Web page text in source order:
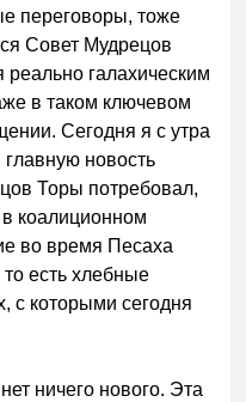
переговоры, тоже
Совет Мудрецов
галахическим
в таком ключевом
Сегодня я с утра
новость
Торы потребовал,
коалиционном
во время Песаха
есть хлебные
с которыми сегодня
ничего нового. Эта